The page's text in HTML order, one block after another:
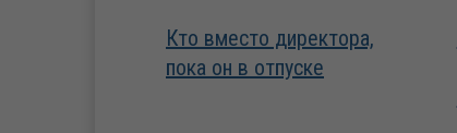
Кто вместо директора,
пока он в отпуске